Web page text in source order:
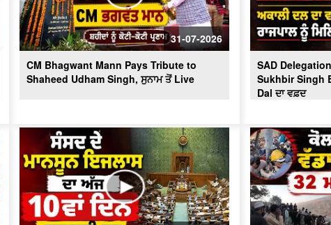
31-07-2026
CM Bhagwant Mann Pays Tribute to
Shaheed Udham Singh, ਸੁਨਾਮ ਤੋਂ Live
SAD
Sukhbir Singh
Dal ਦਾ ਵਫ਼ਦ